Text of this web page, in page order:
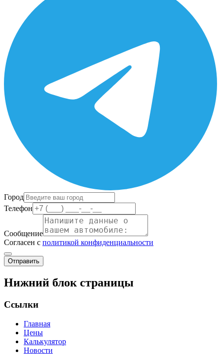
Город
Телефон
Сообщение
Согласен с политикой конфиденциальности
Отправить
Нижний блок страницы
Ссылки
Главная
Цены
Калькулятор
Новости